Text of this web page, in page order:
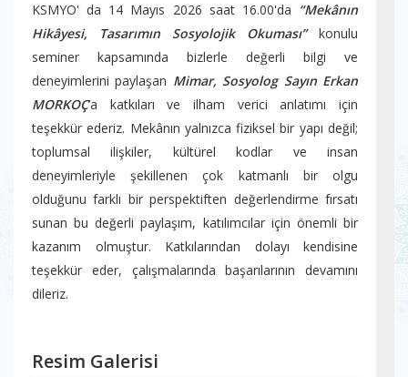
KSMYO' da 14 Mayıs 2026 saat 16.00'da “Mekânın
Hikâyesi, Tasarımın Sosyolojik Okuması”konulu
seminer kapsamında bizlerle değerli bilgi ve
deneyimlerini paylaşan Mimar, Sosyolog Sayın Erkan
MORKOÇ’a katkıları ve ilham verici anlatımı için
teşekkür ederiz. Mekânın yalnızca fiziksel bir yapı değil;
toplumsal ilişkiler, kültürel kodlar ve insan
deneyimleriyle şekillenen çok katmanlı bir olgu
olduğunu farklı bir perspektiften değerlendirme fırsatı
sunan bu değerli paylaşım, katılımcılar için önemli bir
kazanım olmuştur. Katkılarından dolayı kendisine
teşekkür eder, çalışmalarında başarılarının devamını
dileriz.
Resim Galerisi